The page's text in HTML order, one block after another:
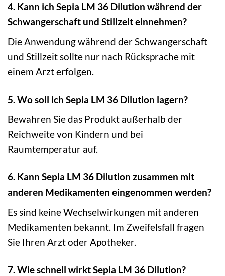
4. Kann ich Sepia LM 36 Dilution während der
Schwangerschaft und Stillzeit einnehmen?
Die Anwendung während der Schwangerschaft
und Stillzeit sollte nur nach Rücksprache mit
einem Arzt erfolgen.
5. Wo soll ich Sepia LM 36 Dilution lagern?
Bewahren Sie das Produkt außerhalb der
Reichweite von Kindern und bei
Raumtemperatur auf.
6. Kann Sepia LM 36 Dilution zusammen mit
anderen Medikamenten eingenommen werden?
Es sind keine Wechselwirkungen mit anderen
Medikamenten bekannt. Im Zweifelsfall fragen
Sie Ihren Arzt oder Apotheker.
7. Wie schnell wirkt Sepia LM 36 Dilution?